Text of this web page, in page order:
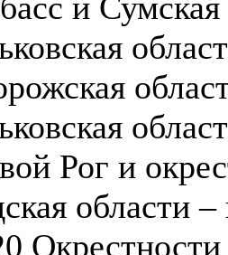
Рог и
области